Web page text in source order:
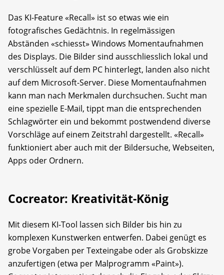
Das KI-Feature «Recall» ist so etwas wie ein
fotografisches Gedächtnis. In regelmässigen
Abständen «schiesst» Windows Momentaufnahmen
des Displays. Die Bilder sind ausschliesslich lokal und
verschlüsselt auf dem PC hinterlegt, landen also nicht
auf dem Microsoft-Server. Diese Momentaufnahmen
kann man nach Merkmalen durchsuchen. Sucht man
eine spezielle E-Mail, tippt man die entsprechenden
Schlagwörter ein und bekommt postwendend diverse
Vorschläge auf einem Zeitstrahl dargestellt. «Recall»
funktioniert aber auch mit der Bildersuche, Webseiten,
Apps oder Ordnern.
Cocreator: Kreativität-König
Mit diesem KI-Tool lassen sich Bilder bis hin zu
komplexen Kunstwerken entwerfen. Dabei genügt es
grobe Vorgaben per Texteingabe oder als Grobskizze
anzufertigen (etwa per Malprogramm «Paint»).